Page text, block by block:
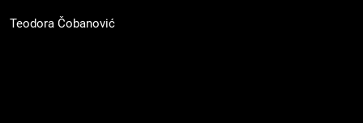
Teodora Čobanović